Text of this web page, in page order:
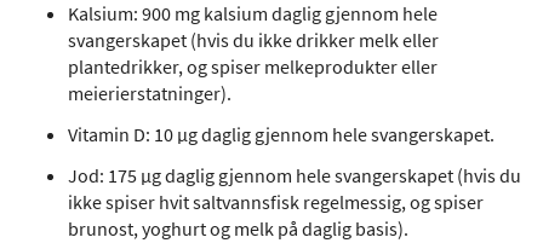
Kalsium: 900 mg kalsium daglig gjennom hele
svangerskapet (hvis du ikke drikker melk eller
plantedrikker, og spiser melkeprodukter eller
meierierstatninger).
Vitamin D: 10 µg daglig gjennom hele svangerskapet.
Jod: 175 µg daglig gjennom hele svangerskapet (hvis du
ikke spiser hvit saltvannsfisk regelmessig, og spiser
brunost, yoghurt og melk på daglig basis).